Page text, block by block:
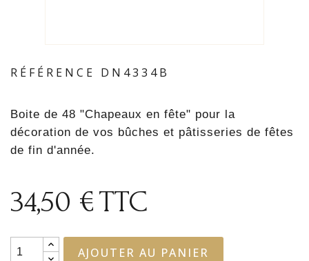
RÉFÉRENCE DN4334B
Boite de 48 "Chapeaux en fête" pour la
décoration de vos bûches et pâtisseries de fêtes
de fin d'année.
34,50 €TTC
AJOUTER AU PANIER